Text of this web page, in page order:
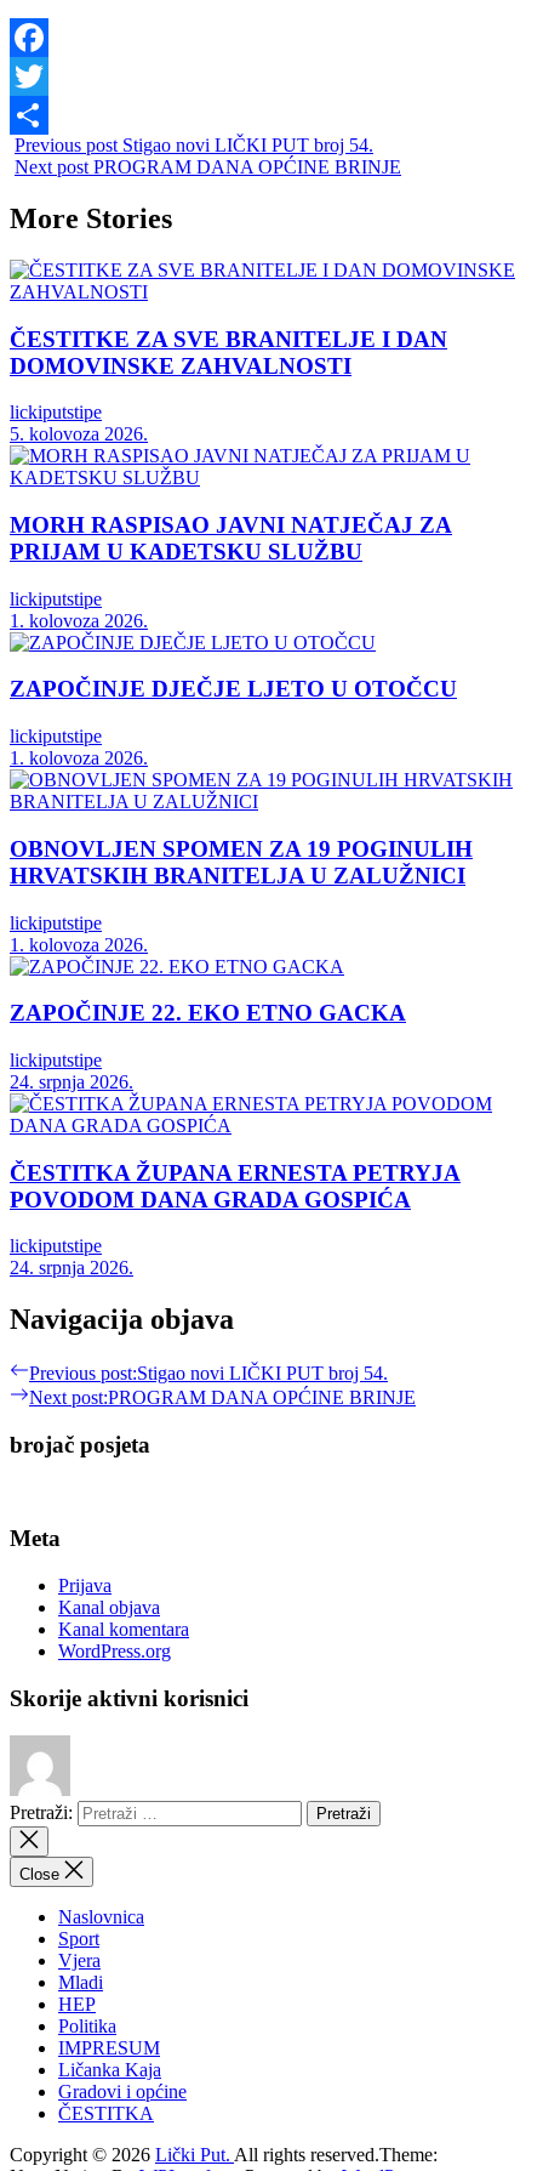
Facebook
Twitter
Share
Previous post Stigao novi LIČKI PUT broj 54.
Next post PROGRAM DANA OPĆINE BRINJE
More Stories
ČESTITKE ZA SVE BRANITELJE I DAN
DOMOVINSKE ZAHVALNOSTI
lickiputstipe
5. kolovoza 2026.
MORH RASPISAO JAVNI NATJEČAJ ZA
PRIJAM U KADETSKU SLUŽBU
lickiputstipe
1. kolovoza 2026.
ZAPOČINJE DJEČJE LJETO U OTOČCU
lickiputstipe
1. kolovoza 2026.
OBNOVLJEN SPOMEN ZA 19 POGINULIH
HRVATSKIH BRANITELJA U ZALUŽNICI
lickiputstipe
1. kolovoza 2026.
ZAPOČINJE 22. EKO ETNO GACKA
lickiputstipe
24. srpnja 2026.
ČESTITKA ŽUPANA ERNESTA PETRYJA
POVODOM DANA GRADA GOSPIĆA
lickiputstipe
24. srpnja 2026.
Navigacija objava
Previous post:Stigao novi LIČKI PUT broj 54.
Next post:PROGRAM DANA OPĆINE BRINJE
brojač posjeta
Meta
Prijava
Kanal objava
Kanal komentara
WordPress.org
Skorije aktivni korisnici
Pretraži:
Close
Naslovnica
Sport
Vjera
Mladi
HEP
Politika
IMPRESUM
Ličanka Kaja
Gradovi i općine
ČESTITKA
Copyright © 2026 Lički Put. All rights reserved.Theme: